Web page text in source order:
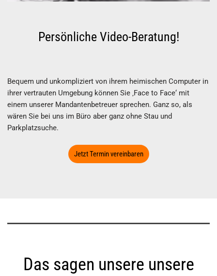
Persönliche Video-Beratung!
Bequem und unkompliziert von ihrem heimischen Computer in
ihrer vertrauten Umgebung können Sie ‚Face to Face‘ mit
einem unserer Mandantenbetreuer sprechen. Ganz so, als
wären Sie bei uns im Büro aber ganz ohne Stau und
Parkplatzsuche.
Jetzt Termin vereinbaren
Das sagen unsere unsere